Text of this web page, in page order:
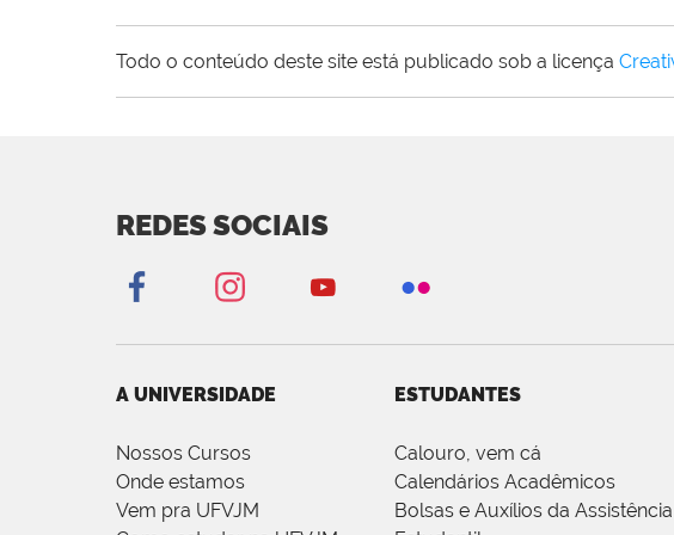
Todo o conteúdo deste site está publicado sob a licença
REDES SOCIAIS
A UNIVERSIDADE
Nossos Cursos
Onde estamos
Vem pra UFVJM
ESTUDANTES
Calouro, vem cá
Calendários Acadêmicos
Bolsas e Auxílios da Assistência